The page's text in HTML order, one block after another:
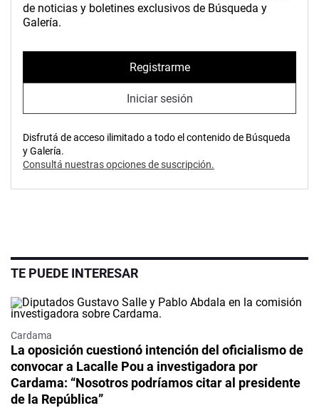
de noticias y boletines exclusivos de Búsqueda y
Galería.
Registrarme
Iniciar sesión
Disfrutá de acceso ilimitado a todo el contenido de Búsqueda
y Galería.
Consultá nuestras opciones de suscripción.
TE PUEDE INTERESAR
Cardama
La oposición cuestionó intención del oficialismo de
convocar a Lacalle Pou a investigadora por
Cardama: “Nosotros podríamos citar al presidente
de la República”